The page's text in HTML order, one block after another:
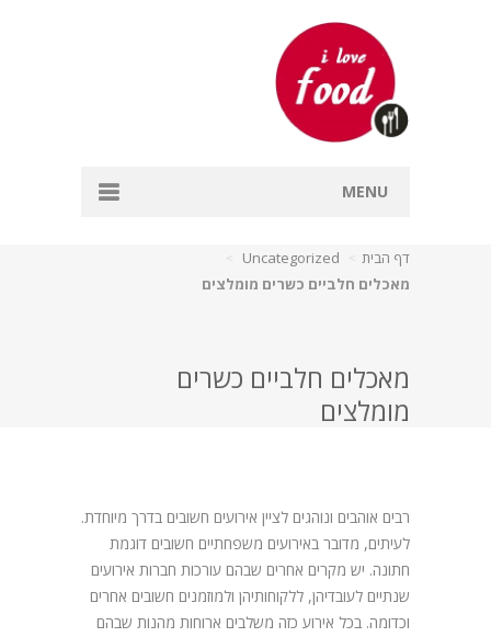
MENU
אפייה
מרקים
עיקריות
בלוג
דף הבית
Uncategorized
מאכלים חלביים כשרים מומלצים
מאכלים חלביים כשרים
מומלצים
רבים אוהבים ונוהגים לציין אירועים חשובים בדרך מיוחדת.
לעיתים, מדובר באירועים משפחתיים חשובים דוגמת
חתונה. יש מקרים אחרים שבהם עורכות חברות אירועים
שנתיים לעובדיהן, ללקוחותיהן ולמוזמנים חשובים אחרים
וכדומה. בכל אירוע כזה משלבים ארוחות מהנות שבהם